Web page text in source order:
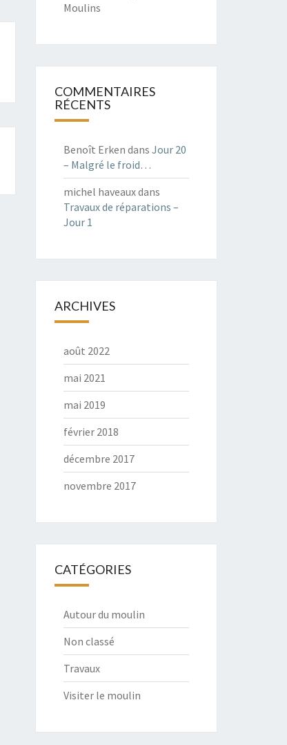
Moulins
COMMENTAIRES
RÉCENTS
Benoît Erken dans Jour 20
– Malgré le froid…
michel haveauxdans
Travaux de réparations –
Jour 1
ARCHIVES
août 2022
mai 2021
mai 2019
février 2018
décembre 2017
novembre 2017
CATÉGORIES
Autour du moulin
Non classé
Travaux
Visiter le moulin